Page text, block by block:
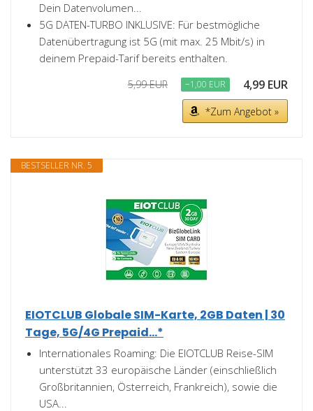
Dein Datenvolumen...
5G DATEN-TURBO INKLUSIVE: Für bestmögliche
Datenübertragung ist 5G (mit max. 25 Mbit/s) in
deinem Prepaid-Tarif bereits enthalten.
5,99 EUR −1,00 EUR 4,99 EUR
*Zum Angebot »
BESTSELLER NR. 5
EIOTCLUB Globale SIM-Karte, 2GB Daten | 30
Tage, 5G/4G Prepaid...*
Internationales Roaming: Die EIOTCLUB Reise-SIM
unterstützt 33 europäische Länder (einschließlich
Großbritannien, Österreich, Frankreich), sowie die
USA...